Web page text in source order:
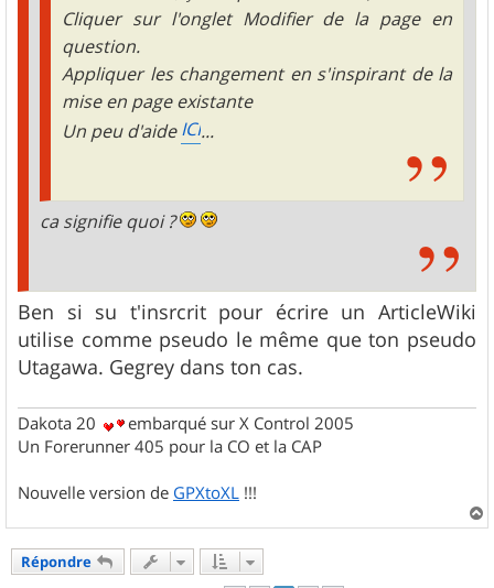
Cliquer sur l'onglet Modifier de la page en
question.
Appliquer les changement en s'inspirant de la
mise en page existante
Un peu d'aideICI...
ca signifie quoi ?
Ben si su t'insrcrit pour écrire un ArticleWiki
utilise comme pseudo le même que ton pseudo
Utagawa. Gegrey dans ton cas.
Dakota 20
embarqué sur X Control 2005
Un Forerunner 405 pour la CO et la CAP
Nouvelle version de GPXtoXL !!!
a
Répondre